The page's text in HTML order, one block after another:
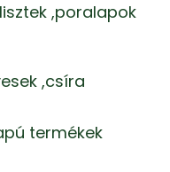
,poralapok
,csíra
termékek